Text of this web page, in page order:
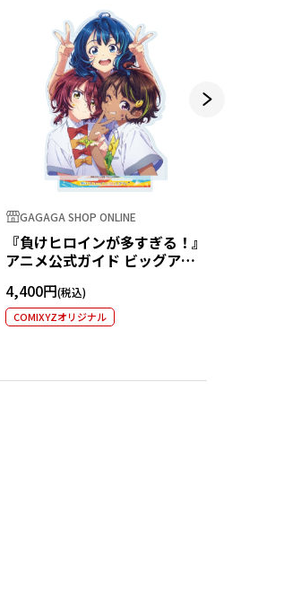
GAGAGA SHOP ONLINE
『負けヒロインが多すぎる！』
アニメ公式ガイド ビッグアク
4,400円
COMIXYZオリジナル